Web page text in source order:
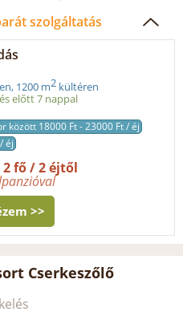
szolgáltatás
1200 m2 kültéren
előtt 7 nappal
között 18000 Ft - 23000 Ft / éj
éj
2 fő / 2 éjtől
>>
Cserkeszőlő